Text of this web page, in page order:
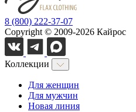
8 (800) 222-37-07
Copyright © 2009-2026 Кайрос
Коллекции
Для женщин
Для мужчин
Новая линия